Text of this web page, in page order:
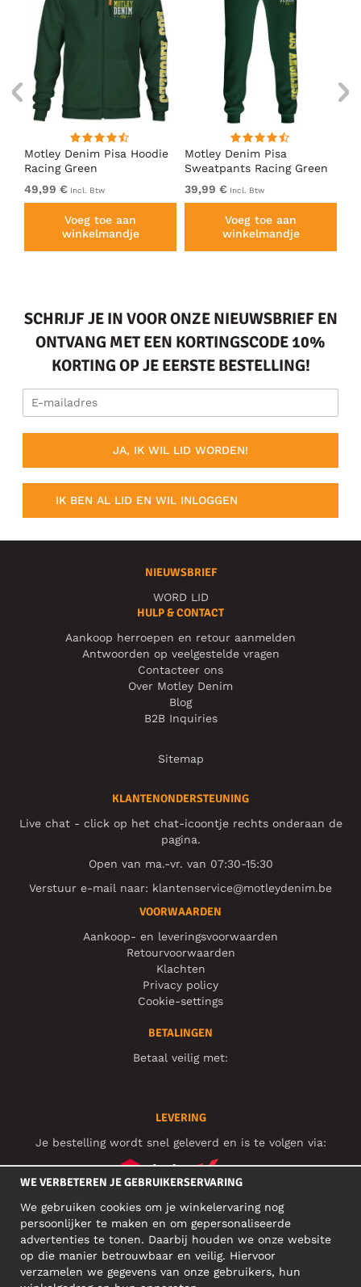
Motley Denim Pisa Hoodie
Racing Green
49,99 € Incl. Btw
Voeg toe aan
winkelmandje
Motley Denim Pisa
Sweatpants Racing Green
39,99 € Incl. Btw
Voeg toe aan
winkelmandje
SCHRIJF JE IN VOOR ONZE NIEUWSBRIEF EN
ONTVANG MET EEN KORTINGSCODE 10%
KORTING OP JE EERSTE BESTELLING!
JA, IK WIL LID WORDEN!
IK BEN AL LID EN WIL INLOGGEN
NIEUWSBRIEF
WORD LID
HULP & CONTACT
Aankoop herroepen en retour aanmelden
Antwoorden op veelgestelde vragen
Contacteer ons
Over Motley Denim
Blog
B2B Inquiries
Sitemap
KLANTENONDERSTEUNING
Live chat - click op het chat-icoontje rechts onderaan de
pagina.
Open van ma.-vr. van 07:30-15:30
Verstuur e-mail naar: klantenservice@motleydenim.be
VOORWAARDEN
Aankoop- en leveringsvoorwaarden
Retourvoorwaarden
Klachten
Privacy policy
Cookie-settings
BETALINGEN
Betaal veilig met:
LEVERING
Je bestelling wordt snel geleverd en is te volgen via:
SOCIAL MEDIA
ZAKELIJK ADRES
WE VERBETEREN JE GEBRUIKERSERVARING
We gebruiken cookies om je winkelervaring nog
persoonlijker te maken en om gepersonaliseerde
advertenties te tonen. Daarbij houden we onze website
op die manier betrouwbaar en veilig. Hiervoor
verzamelen we gegevens van onze gebruikers, hun